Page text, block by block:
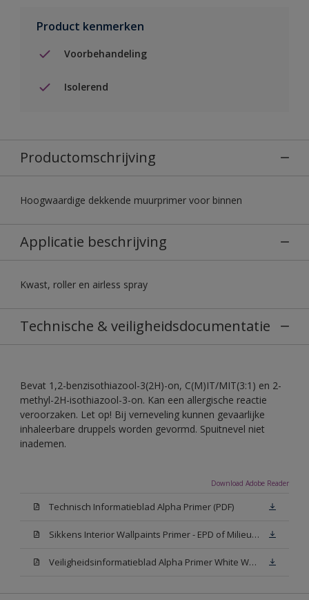
Product kenmerken
Voorbehandeling
Isolerend
Productomschrijving
Hoogwaardige dekkende muurprimer voor binnen
Applicatie beschrijving
Kwast, roller en airless spray
Technische & veiligheidsdocumentatie
Bevat 1,2-benzisothiazool-3(2H)-on, C(M)IT/MIT(3:1) en 2-
methyl-2H-isothiazool-3-on. Kan een allergische reactie
veroorzaken. Let op! Bij verneveling kunnen gevaarlijke
inhaleerbare druppels worden gevormd. Spuitnevel niet
inademen.
Download Adobe Reader
Technisch Informatieblad Alpha Primer (PDF)
Sikkens Interior Wallpaints Primer - EPD of Milieuproductverklaring
Veiligheidsinformatieblad Alpha Primer White W05 (MSDS)